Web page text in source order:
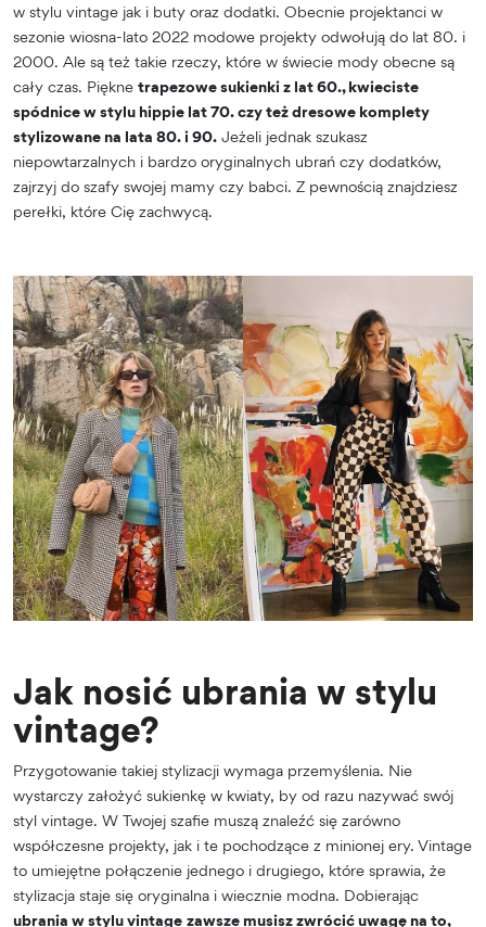
w stylu vintage jak i buty oraz dodatki. Obecnie projektanci w
sezonie wiosna-lato 2022 modowe projekty odwołują do lat 80. i
2000. Ale są też takie rzeczy, które w świecie mody obecne są
cały czas. Piękne trapezowe sukienki z lat 60., kwieciste
spódnice w stylu hippie lat 70. czy też dresowe komplety
stylizowane na lata 80. i 90. Jeżeli jednak szukasz
niepowtarzalnych i bardzo oryginalnych ubrań czy dodatków,
zajrzyj do szafy swojej mamy czy babci. Z pewnością znajdziesz
perełki, które Cię zachwycą.
Jak nosić ubrania w stylu
vintage?
Przygotowanie takiej stylizacji wymaga przemyślenia. Nie
wystarczy założyć sukienkę w kwiaty, by od razu nazywać swój
styl vintage. W Twojej szafie muszą znaleźć się zarówno
współczesne projekty, jak i te pochodzące z minionej ery. Vintage
to umiejętne połączenie jednego i drugiego, które sprawia, że
stylizacja staje się oryginalna i wiecznie modna. Dobierając
ubrania w stylu vintage zawsze musisz zwrócić uwagę na to,